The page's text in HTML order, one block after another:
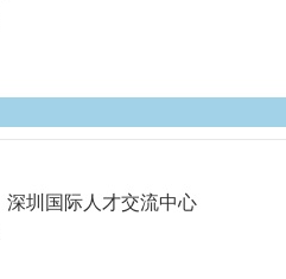
深圳国际人才交流中心